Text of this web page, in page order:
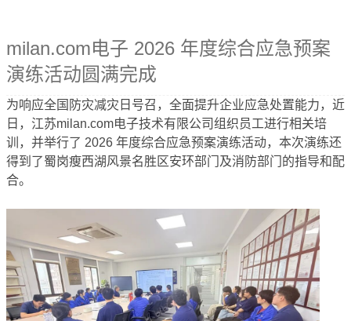
milan.com电子 2026 年度综合应急预案
演练活动圆满完成
为响应全国防灾减灾日号召，全面提升企业应急处置能力，近
日，江苏milan.com电子技术有限公司组织员工进行相关培
训，并举行了 2026 年度综合应急预案演练活动，本次演练还
得到了蜀岗瘦西湖风景名胜区安环部门及消防部门的指导和配
合。